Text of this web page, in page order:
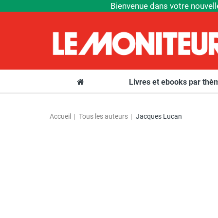
Bienvenue dans votre
Livres et ebooks par
Accueil Tous les auteurs Jacques Lucan